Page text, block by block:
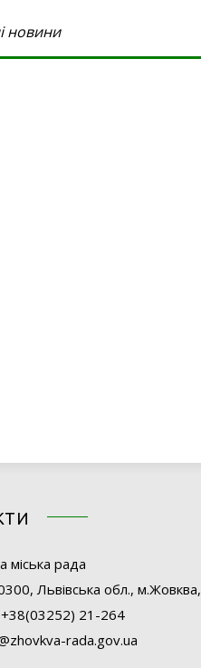
новини
міська рада
Львівська обл.,
21-264
zhovkva-rada.gov.ua